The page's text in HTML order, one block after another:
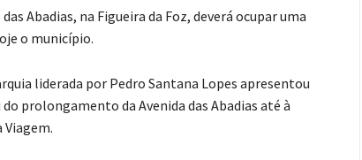
Abadias, na Figueira da Foz, deverá ocupar uma
o município.
liderada por Pedro Santana Lopes apresentou
prolongamento da Avenida das Abadias até à
Viagem.